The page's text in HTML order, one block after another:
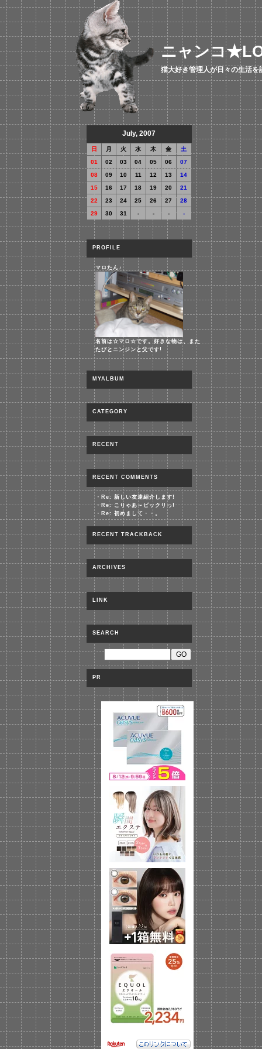
ニャンコ
猫大好き管理人が日々の生活
July, 2007
日 月 火 水 木 金
土
01
02 03 04 05 06
07
08
09 10 11 12 13
14
15
16 17 18 19 20
21
22
23 24 25 26 27
28
29
30 31 - - - -
PROFILE
マロたん♪
名前は☆マロ☆です。好きな物は、また
たびとニンジンと父です!
MYALBUM
CATEGORY
RECENT
RECENT COMMENTS
・ Re: 新しい友達紹介します!
・Re: こりゃあ～ビックリっ!
・ Re: 初めまして・・。
RECENT TRACKBACK
ARCHIVES
LINK
SEARCH
PR